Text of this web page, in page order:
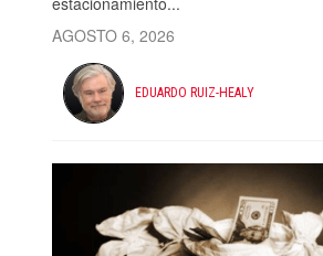
AGOSTO 6, 2026
EDUARDO RUIZ-HEALY